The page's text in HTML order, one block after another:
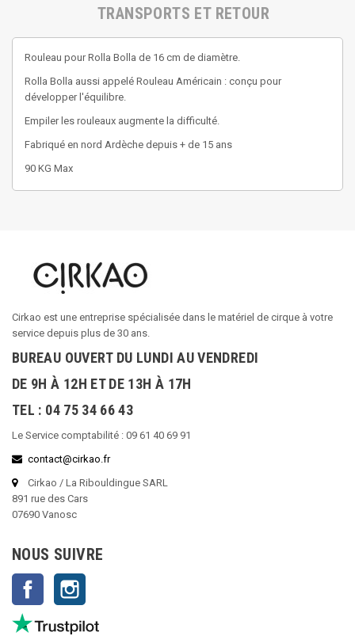
TRANSPORTS ET RETOUR
Rouleau pour Rolla Bolla de 16 cm de diamètre.
Rolla Bolla aussi appelé Rouleau Américain : conçu pour
développer l'équilibre.
Empiler les rouleaux augmente la difficulté.
Fabriqué en nord Ardèche depuis + de 15 ans
90 KG Max
Cirkao est une entreprise spécialisée dans le matériel de cirque à votre
service depuis plus de 30 ans.
BUREAU OUVERT DU LUNDI AU VENDREDI
DE 9H À 12H ET DE 13H À 17H
TEL : 04 75 34 66 43
Le Service comptabilité : 09 61 40 69 91
contact@cirkao.fr
Cirkao / La Ribouldingue SARL
891 rue des Cars
07690 Vanosc
NOUS SUIVRE
Facebook